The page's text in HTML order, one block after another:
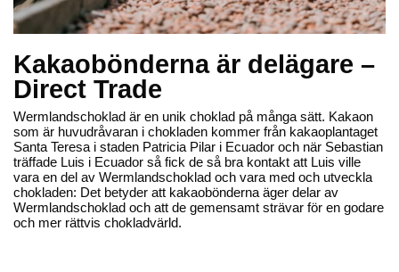
Kakaobönderna är delägare –
Direct Trade
Wermlandschoklad är en unik choklad på många sätt. Kakaon
som är huvudråvaran i chokladen kommer från kakaoplantaget
Santa Teresa i staden Patricia Pilar i Ecuador och när Sebastian
träffade Luis i Ecuador så fick de så bra kontakt att Luis ville
vara en del av Wermlandschoklad och vara med och utveckla
chokladen: Det betyder att kakaobönderna äger delar av
Wermlandschoklad och att de gemensamt strävar för en godare
och mer rättvis chokladvärld.
Wermlands Choklad
73% rawchoklad med mint &
Lägg till 65,30 kr
Wermlands Choklad
Lägg till 65,30 kr